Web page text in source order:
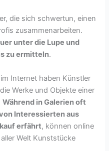
die sich schwertun, einen
zusammenarbeiten.
unter die Lupe und
zu ermitteln.
Internet haben Künstler
Werke und Objekte einer
Während in Galerien oft
Interessierten aus
erfährt, können online
Welt Kunststücke